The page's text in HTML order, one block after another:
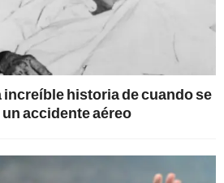
increíble historia de cuando se
accidente aéreo